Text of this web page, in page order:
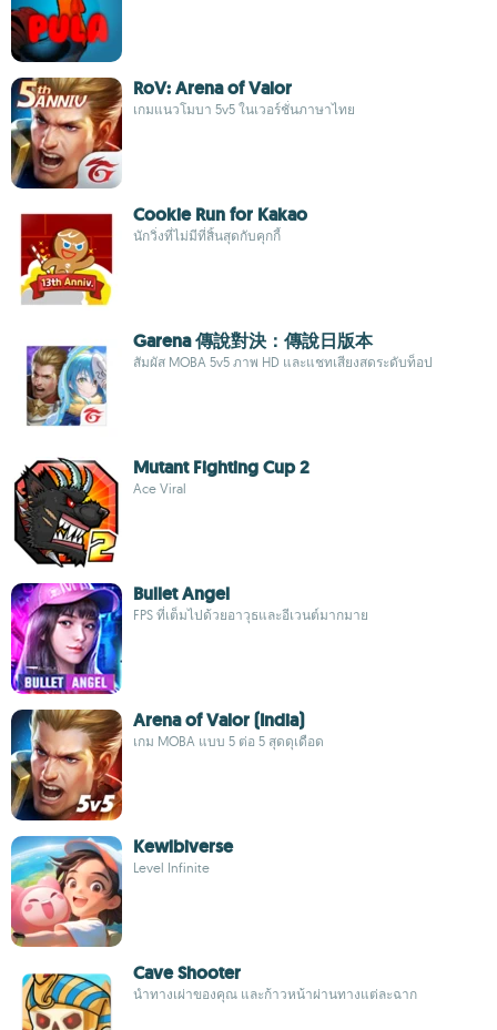
RoV: Arena of Valor
เกมแนวโมบา 5v5 ในเวอร์ชั่นภาษาไทย
Cookie Run for Kakao
นักวิ่งที่ไม่มีที่สิ้นสุดกับคุกกี้
Garena 傳說對決：傳說日版本
สัมผัส MOBA 5v5 ภาพ HD และแชทเสียงสดระดับท็อป
Mutant Fighting Cup 2
Ace Viral
Bullet Angel
FPS ที่เต็มไปด้วยอาวุธและอีเวนต์มากมาย
Arena of Valor (India)
เกม MOBA แบบ 5 ต่อ 5 สุดดุเดือด
Kewlbiverse
Level Infinite
Cave Shooter
นำทางเผ่าของคุณ และก้าวหน้าผ่านทางแต่ละฉาก